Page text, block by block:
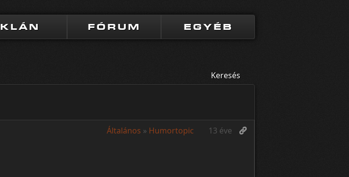
KLÁN FÓRUM EGYÉB
Keresés
Általános » Humortopic
13 éve